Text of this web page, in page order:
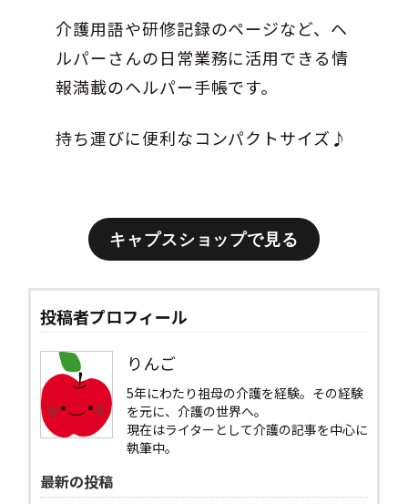
介護用語や研修記録のページなど、ヘ
ルパーさんの日常業務に活用できる情
報満載のヘルパー手帳です。
持ち運びに便利なコンパクトサイズ♪
キャプスショップで見る
投稿者プロフィール
りんご
5年にわたり祖母の介護を経験。その経験
を元に、介護の世界へ。
現在はライターとして介護の記事を中心に
執筆中。
最新の投稿